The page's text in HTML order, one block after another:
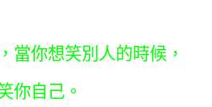
當你想笑別人的時候，
你自己。